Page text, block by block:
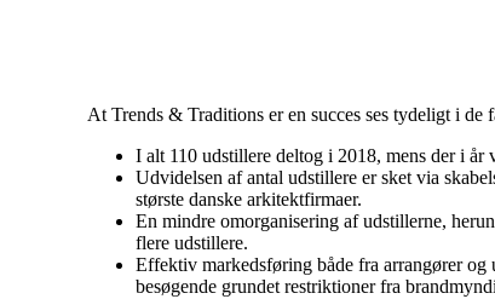
At Trends & Traditions er en succes ses tydeligt i de
I alt 110 udstillere deltog i 2018, mens der i år
Udvidelsen af antal udstillere er sket via
største danske arkitektfirmaer.
En mindre omorganisering af udstillerne,
flere udstillere.
Effektiv markedsføring både fra arrangører og
besøgende grundet restriktioner fra